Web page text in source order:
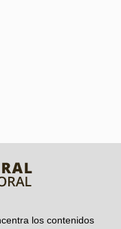
los contenidos